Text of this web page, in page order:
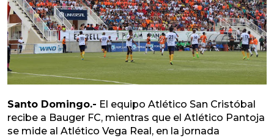
Santo Domingo.- El equipo Atlético San Cristóbal
recibe a Bauger FC, mientras que el Atlético Pantoja
se mide al Atlético Vega Real, en la jornada